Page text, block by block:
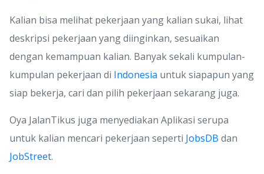
Kalian bisa melihat pekerjaan yang kalian sukai, lihat
deskripsi pekerjaan yang diinginkan, sesuaikan
dengan kemampuan kalian. Banyak sekali kumpulan-
kumpulan pekerjaan di Indonesia untuk siapapun yang
siap bekerja, cari dan pilih pekerjaan sekarang juga.
Oya JalanTikus juga menyediakan Aplikasi serupa
untuk kalian mencari pekerjaan seperti JobsDB dan
JobStreet.